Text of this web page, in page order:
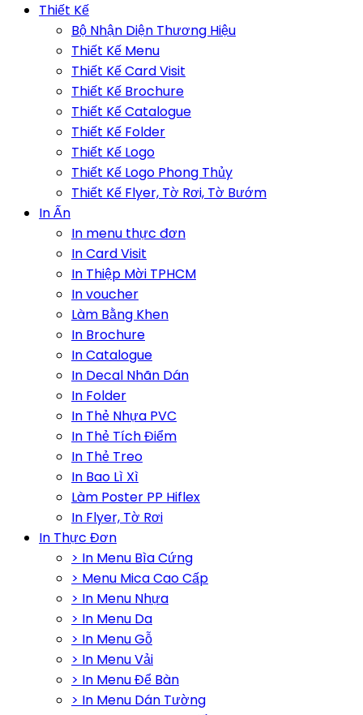
Thiết Kế
Bộ Nhận Diện Thương Hiệu
Thiết Kế Menu
Thiết Kế Card Visit
Thiết Kế Brochure
Thiết Kế Catalogue
Thiết Kế Folder
Thiết Kế Logo
Thiết Kế Logo Phong Thủy
Thiết Kế Flyer, Tờ Rơi, Tờ Bướm
In Ấn
In menu thực đơn
In Card Visit
In Thiệp Mời TPHCM
In voucher
Làm Bằng Khen
In Brochure
In Catalogue
In Decal Nhãn Dán
In Folder
In Thẻ Nhựa PVC
In Thẻ Tích Điểm
In Thẻ Treo
In Bao Lì Xì
Làm Poster PP Hiflex
In Flyer, Tờ Rơi
In Thực Đơn
> In Menu Bìa Cứng
> Menu Mica Cao Cấp
> In Menu Nhựa
> In Menu Da
> In Menu Gỗ
> In Menu Vải
> In Menu Để Bàn
> In Menu Dán Tường